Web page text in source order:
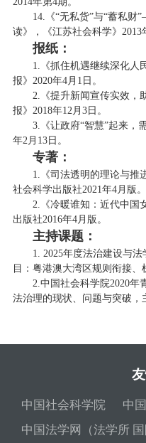
14.《“无私货”与“蓄私
读》，《江苏社会科学》2013
报纸：
1.《抓住机遇继续深化人
报》2020年4月1日。
2.《提升新闻宣传实效，
报》2018年12月3日。
3.《让政府“智慧”起来，
年2月13日。
专著：
1.《司法透明的理论与推
社会科学出版社2021年4月版。
2.《冷暖谁知：近代中国
出版社2016年4月版。
主持课题：
1. 2025年度法治建设与
目：粤港澳大湾区规则衔接、
2.中国社会科学院2020年
法治理的现状、问题与突破，
中国社会科学院
中
中国法学网（法学所 国